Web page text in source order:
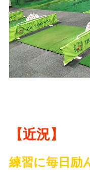
【近況】
練習に毎日励